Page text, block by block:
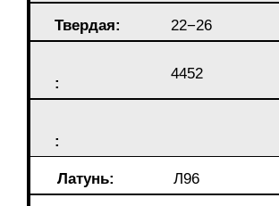
Твердая: 22−26
:
4452
:
Латунь: Л96